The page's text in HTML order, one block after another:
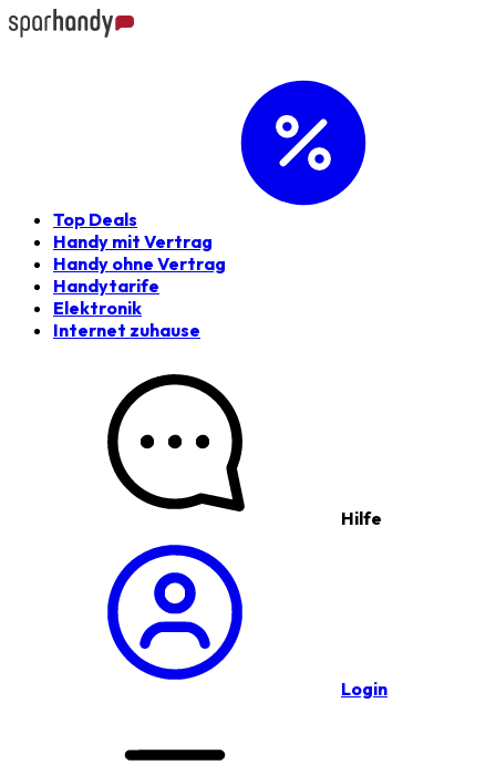
Top Deals
Handy mit Vertrag
Handy ohne Vertrag
Handytarife
Elektronik
Internet zuhause
Hilfe
Login